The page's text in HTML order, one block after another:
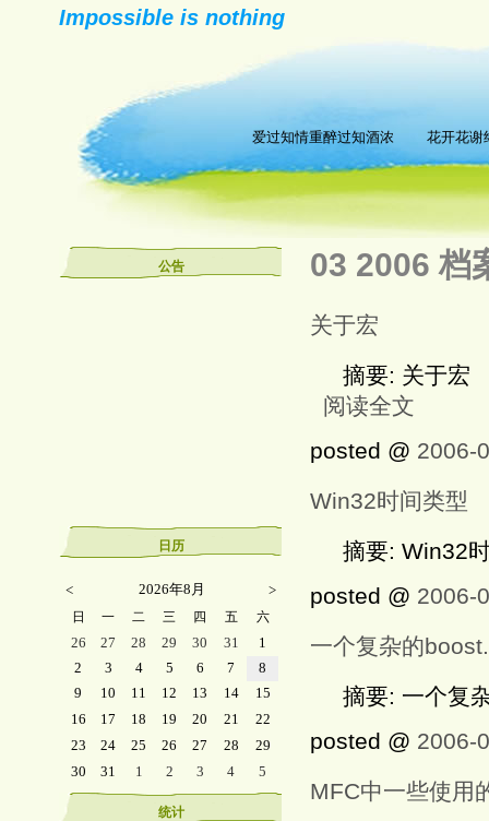
Impossible is nothing
爱过知情重醉过知酒浓 花开花谢
公告
日历
< 2026年8月 >
日 一 二 三 四 五 六
26 27 28 29 30 31
1
2
3 4 5 6 7
8
9
10 11 12 13 14
15
16
17 18 19 20 21
22
23
24 25 26 27 28
29
30
31 1 2 3 4 5
统计
03 2006 档
关于宏
摘要: 关于宏
阅读全文
posted @ 2006-
Win32时间类型
摘要: Win32
posted @ 2006-
一个复杂的
摘要: 一个复
posted @ 2006-
MFC中一些使用